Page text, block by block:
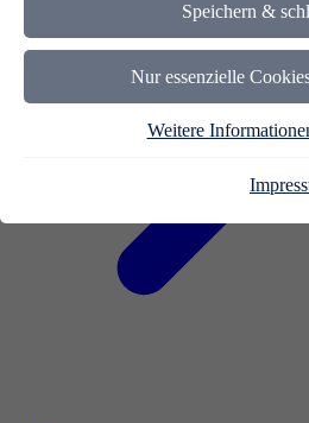
Speichern &
Nur essenzielle
Weitere